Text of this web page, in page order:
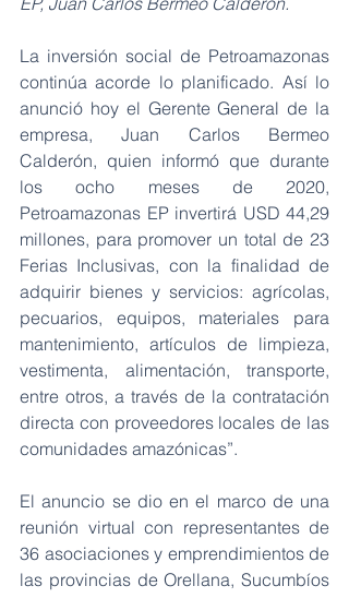
La inversión social de Petroamazonas
continúa acorde lo planificado. Así lo
anunció hoy el Gerente General de la
empresa, Juan Carlos Bermeo
Calderón, quien informó que durante
los ocho meses de 2020,
Petroamazonas EP invertirá USD 44,29
millones, para promover un total de 23
Ferias Inclusivas, con la finalidad de
adquirir bienes y servicios: agrícolas,
pecuarios, equipos, materiales para
mantenimiento, artículos de limpieza,
vestimenta, alimentación, transporte,
entre otros, a través de la contratación
directa con proveedores locales de las
comunidades amazónicas”.
El anuncio se dio en el marco de una
reunión virtual con representantes de
36 asociaciones y emprendimientos de
las provincias de Orellana, Sucumbíos